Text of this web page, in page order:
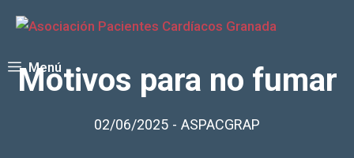
Menú
Motivos para no fumar
02/06/2025 - ASPACGRAP